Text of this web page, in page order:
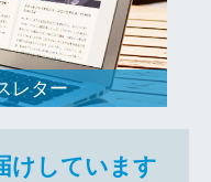
レター
けしています